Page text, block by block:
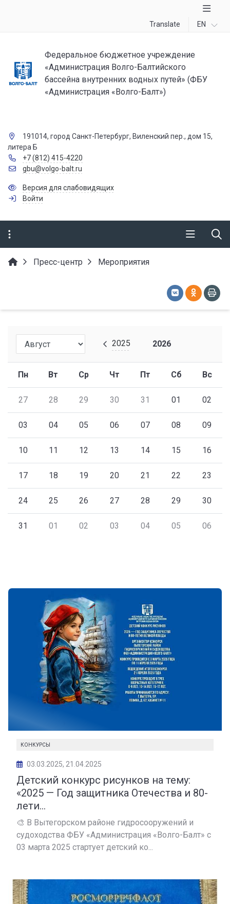
Translate EN
Федеральное бюджетное учреждение
«Администрация Волго-Балтийского
бассейна внутренних водных путей» (ФБУ
«Администрация «Волго-Балт»)
191014, город Санкт-Петербург, Виленский пер., дом 15,
литера Б
+7 (812) 415-4220
gbu@volgo-balt.ru
Версия для слабовидящих
Войти
Пресс-центр Мероприятия
2025 2026
Пн Вт Ср Чт Пт Сб Вс
27 28 29 30 31 01 02
03 04 05 06 07 08 09
10 11 12 13 14 15 16
17 18 19 20 21 22 23
24 25 26 27 28 29 30
31 01 02 03 04 05 06
КОНКУРСЫ
03.03.2025, 21.04.2025
Детский конкурс рисунков на тему:
«2025 — Год защитника Отечества и 80-
лети...
🎨 В Вытегорском районе гидросооружений и
судоходства ФБУ «Администрация «Волго-Балт» с
03 марта 2025 стартует детский ко...